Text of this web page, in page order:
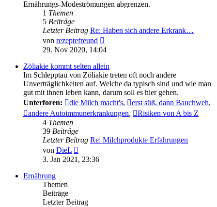
Ernährungs-Modeströmungen abgrenzen.
1 Themen
5 Beiträge
Letzter Beitrag Re: Haben sich andere Erkrank…
von rezeptefreund
Beitrag
29. Nov 2020, 14:04
Zöliakie kommt selten allein
Im Schlepptau von Zöliakie treten oft noch andere
Unverträglichkeiten auf. Welche da typisch sind und wie man
gut mit ihnen leben kann, darum soll es hier gehen.
Unterforen:
die Milch macht's, erst süß, dann Bauchweh,
andere Autoimmunerkrankungen,
Risiken von A bis Z
4 Themen
39 Beiträge
Letzter Beitrag Re: Milchprodukte Erfahrungen
von DieL
Beitrag
3. Jan 2021, 23:36
Ernährung
Themen
Beiträge
Letzter Beitrag